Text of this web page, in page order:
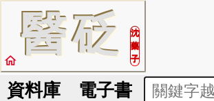
醫砭
沈
藥
子
home
資料庫 電子書